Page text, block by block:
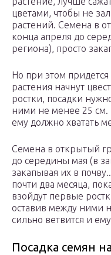
цветами, чтобы не
растений. Семена в
конца апреля до
региона), просто
Но при этом придется
растения начнут
ростки, посадки
ними не менее 25 см.
ему должно хватать
Семена в открытый
до середины мая (в
закапывая их в
почти два месяца,
взойдут первые
оставив между ними
сильно ветвится и
Посадка семян